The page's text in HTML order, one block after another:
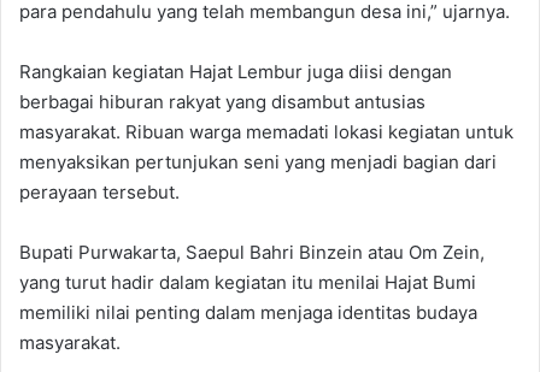
para pendahulu yang telah membangun desa ini,” ujarnya.
Rangkaian kegiatan Hajat Lembur juga diisi dengan
berbagai hiburan rakyat yang disambut antusias
masyarakat. Ribuan warga memadati lokasi kegiatan untuk
menyaksikan pertunjukan seni yang menjadi bagian dari
perayaan tersebut.
Bupati Purwakarta, Saepul Bahri Binzein atau Om Zein,
yang turut hadir dalam kegiatan itu menilai Hajat Bumi
memiliki nilai penting dalam menjaga identitas budaya
masyarakat.